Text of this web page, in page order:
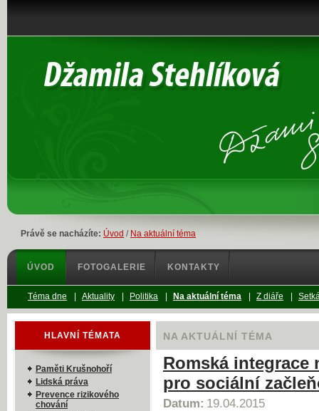
Právě se nacházíte: Úvod / Na aktuální téma
NA AKTUÁLNÍ TÉMA
Romská integrace
pro sociální
Datum: 19.04.2015
HLAVNÍ TÉMATA
Paměti Krušnohoří
Lidská práva
Prevence rizikového
chování
ÚVOD FOTOGALERIE KONTAKTY
Téma dne Aktuality Politika Na aktuální téma Z diáře